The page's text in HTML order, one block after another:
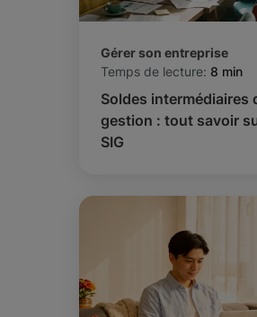
Gérer son entreprise
Temps de lecture: 8 min
Soldes intermédiaires
gestion : tout savoir
SIG